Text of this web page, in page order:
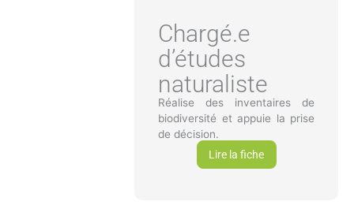
Chargé.e
d’études
naturaliste
Réalise des inventaires de
biodiversité et appuie la prise
de décision.
Lire la fiche